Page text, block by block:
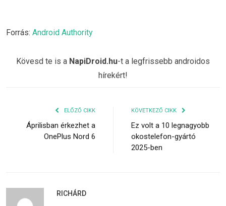
Forrás: Android Authority
Kövesd te is a NapiDroid.hu-t a legfrissebb androidos
hírekért!
ELŐZŐ CIKK
Áprilisban érkezhet a
OnePlus Nord 6
KÖVETKEZŐ CIKK
Ez volt a 10 legnagyobb
okostelefon-gyártó
2025-ben
RICHÁRD